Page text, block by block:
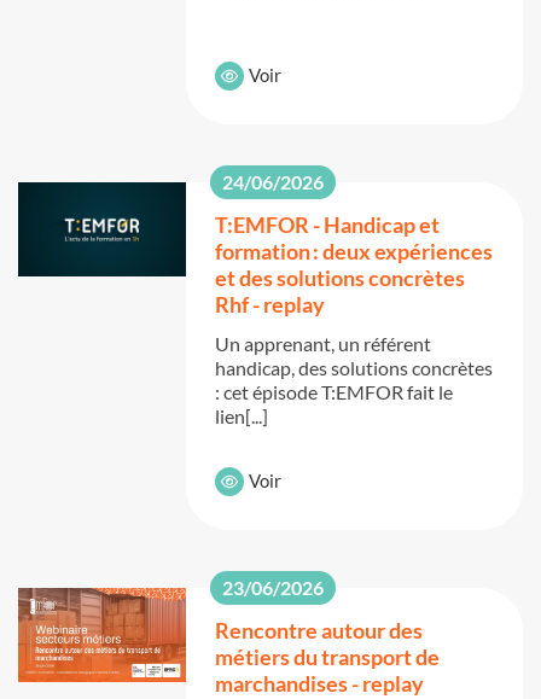
Voir
24/06/2026
T:EMFOR - Handicap et
formation : deux expériences
et des solutions concrètes
Rhf - replay
Un apprenant, un référent
handicap, des solutions concrètes
: cet épisode T:EMFOR fait le
lien[...]
Voir
23/06/2026
Rencontre autour des
métiers du transport de
marchandises - replay